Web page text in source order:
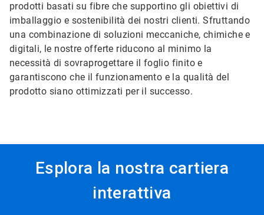
prodotti basati su fibre che supportino gli obiettivi di
imballaggio e sostenibilità dei nostri clienti. Sfruttando
una combinazione di soluzioni meccaniche, chimiche e
digitali, le nostre offerte riducono al minimo la
necessità di sovraprogettare il foglio finito e
garantiscono che il funzionamento e la qualità del
prodotto siano ottimizzati per il successo.
Esplora la nostra cartiera
interattiva